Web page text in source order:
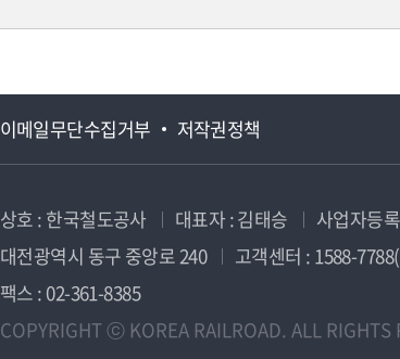
이메일무단수집거부 저작권정책
상호 : 한국철도공사 대표자 : 김태승 사업자등
대전광역시 동구 중앙로 240
고객센터 : 1588-
팩스 : 02-361-8385
COPYRIGHT ⓒ KOREA RAILROAD. ALL RIGHTS